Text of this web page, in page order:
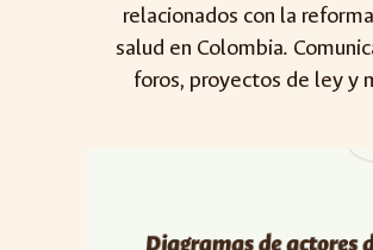
relacionados con la
salud en Colombia.
foros, proyectos de ley y